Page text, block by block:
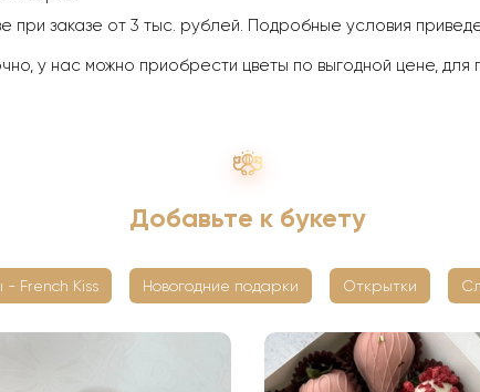
при заказе от 3 тыс. рублей. Подробные условия
у нас можно приобрести цветы по выгодной цене, для
Добавьте к букету
- French Kiss Новогодние подарки Открытки